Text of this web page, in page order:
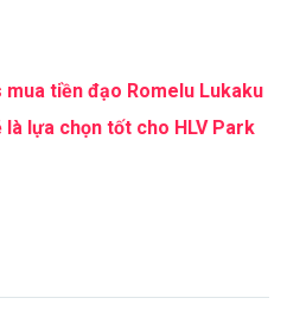
tiền đạo Romelu Lukaku
là lựa chọn tốt cho HLV Park